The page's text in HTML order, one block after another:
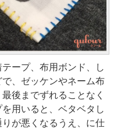
ープ、布用ボンド、し
、ゼッケンやネーム布
後までずれることなく
用いると、ベタベタし
が悪くなるうえ、に仕